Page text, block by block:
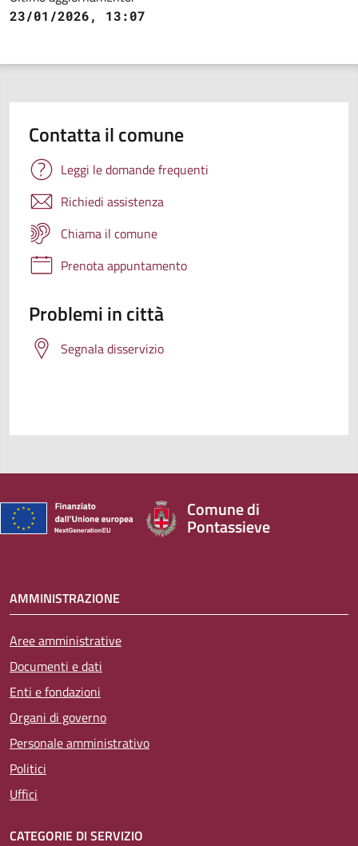
23/01/2026, 13:07
Contatta il comune
Leggi le domande frequenti
Richiedi assistenza
Chiama il comune
Prenota appuntamento
Problemi in città
Segnala disservizio
Comune di
Pontassieve
AMMINISTRAZIONE
Aree amministrative
Documenti e dati
Enti e fondazioni
Organi di governo
Personale amministrativo
Politici
Uffici
CATEGORIE DI SERVIZIO